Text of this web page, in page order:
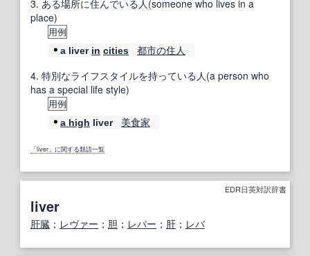
3. ある場所に住んでいる人(someone who lives in a
place)
用例
a liver in cities 都市の住人
4. 特別なライフスタイルを持っている人(a person who
has a special life style)
用例
a high liver 美食家
「liver」に関する類語一覧
EDR日英対訳辞書
liver
肝臓 ； レヴァー ； 胆 ； レバー ； 肝 ； レバ